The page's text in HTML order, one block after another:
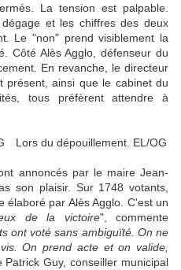
La tension est palpable.
et les chiffres des deux
Le "non" prend visiblement la
Côté Alès Agglo, défenseur du
En revanche, le directeur
présent, ainsi que le cabinet du
tous préfèrent attendre à
Lors du dépouillement. EL/OG
annoncés par le maire Jean-
son plaisir. Sur 1748 votants,
élaboré par Alès Agglo. C'est un
de la victoire", commente
ont voté sans ambiguïté. On ne
On prend acte et on valide,
Patrick Guy, conseiller municipal